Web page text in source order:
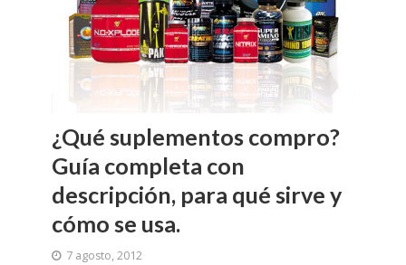
¿Qué suplementos compro?
Guía completa con
descripción, para qué sirve y
cómo se usa.
7 agosto, 2012